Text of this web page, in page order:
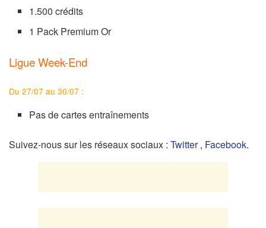
1.500 crédits
1 Pack Premium Or
Ligue Week-End
Du 27/07 au 30/07 :
Pas de cartes entraînements
Suivez-nous sur les réseaux sociaux : Twitter, Facebook.